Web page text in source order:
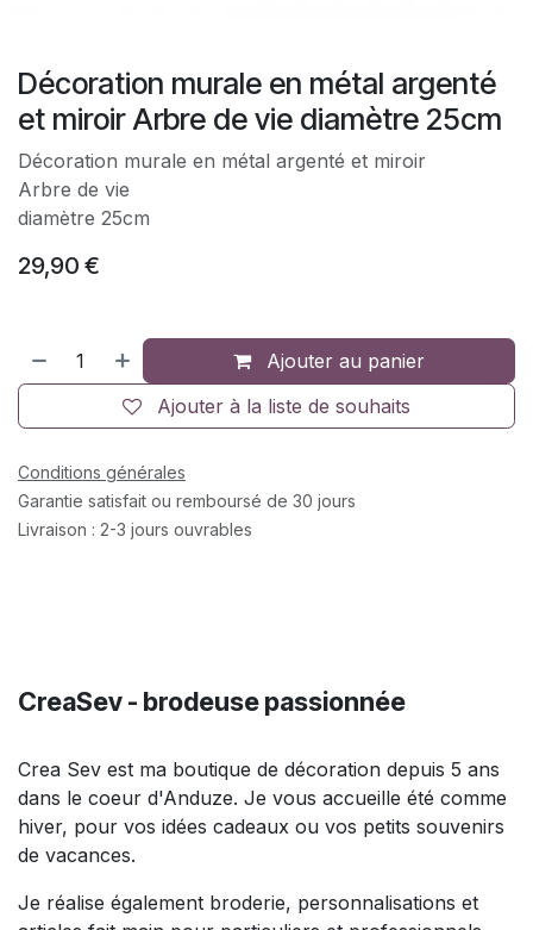
Décoration murale en métal argenté
et miroir Arbre de vie diamètre 25cm
Décoration murale en métal argenté et miroir
Arbre de vie
diamètre 25cm
29,90 €
Ajouter au panier
Ajouter à la liste de souhaits
Conditions générales
Garantie satisfait ou remboursé de 30 jours
Livraison : 2-3 jours ouvrables
CreaSev - brodeuse passionnée
Crea Sev est ma boutique de décoration depuis 5 ans
dans le coeur d'Anduze. Je vous accueille été comme
hiver, pour vos idées cadeaux ou vos petits souvenirs
de vacances.
Je réalise également broderie, personnalisations et